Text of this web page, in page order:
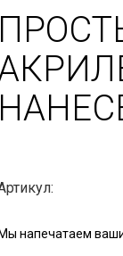
Мы напечатаем